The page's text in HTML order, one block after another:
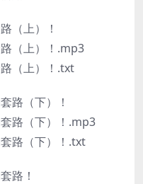
（上）！
（上）！.mp3
（上）！.txt
路（下）！
路（下）！.mp3
路（下）！.txt
路！